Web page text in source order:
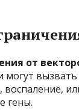
от
могут
воспаление,
гены.